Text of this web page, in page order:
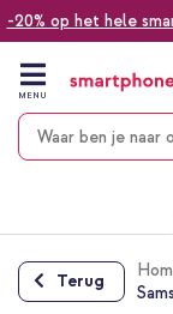
-20% op het hele
naar
inhoud
MENU
Alles voor
Terug